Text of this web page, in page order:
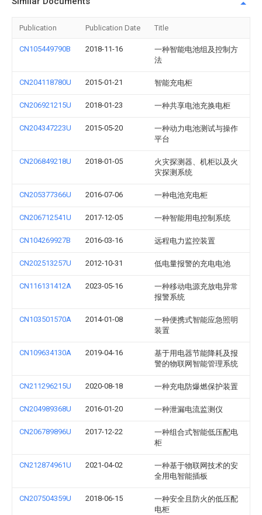
Publication Publication Date Title
CN105449790B 2018-11-16
一种智能电池组及控制方
法
CN204118780U 2015-01-21 智能充电柜
CN206921215U 2018-01-23 一种共享电池充换电柜
CN204347223U 2015-05-20
一种动力电池测试与操作
平台
CN206849218U 2018-01-05
火灾探测器、机柜以及火
灾探测系统
CN205377366U 2016-07-06 一种电池充电柜
CN206712541U 2017-12-05 一种智能用电控制系统
CN104269927B 2016-03-16 远程电力监控装置
CN202513257U 2012-10-31 低电量报警的充电电池
CN116131412A 2023-05-16
一种移动电源充放电异常
报警系统
CN103501570A 2014-01-08
一种便携式智能应急照明
装置
CN109634130A 2019-04-16
基于用电器节能降耗及报
警的物联网智能管理系统
CN211296215U 2020-08-18 一种充电防爆燃保护装置
CN204989368U 2016-01-20 一种泄漏电流监测仪
CN206789896U 2017-12-22
一种组合式智能低压配电
柜
CN212874961U 2021-04-02
一种基于物联网技术的安
全用电智能插板
CN207504359U 2018-06-15
一种安全且防火的低压配
电柜